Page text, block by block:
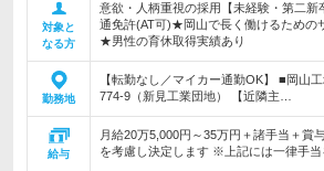
対象と
なる方
意欲・人柄重視の採用【未経験・第二
通免許(AT可)★岡山で長く働けるための
★男性の育休取得実績あり
勤務地
【転勤なし／マイカー通勤OK】 ■岡山
774-9（新見工業団地） 【近隣主…
給与
月給20万5,000円～35万円＋諸手当＋賞
を考慮し決定します ※上記には一律手当